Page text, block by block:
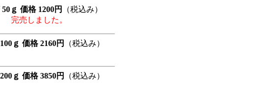
ｇ 価格 1200円
（税込み）
完売しました。
ｇ 価格 2160円 （税込み）
ｇ 価格3850円 （税込み）